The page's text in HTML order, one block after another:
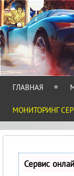
ГЛАВНАЯ
МОНИТОРИНГ
Сервис